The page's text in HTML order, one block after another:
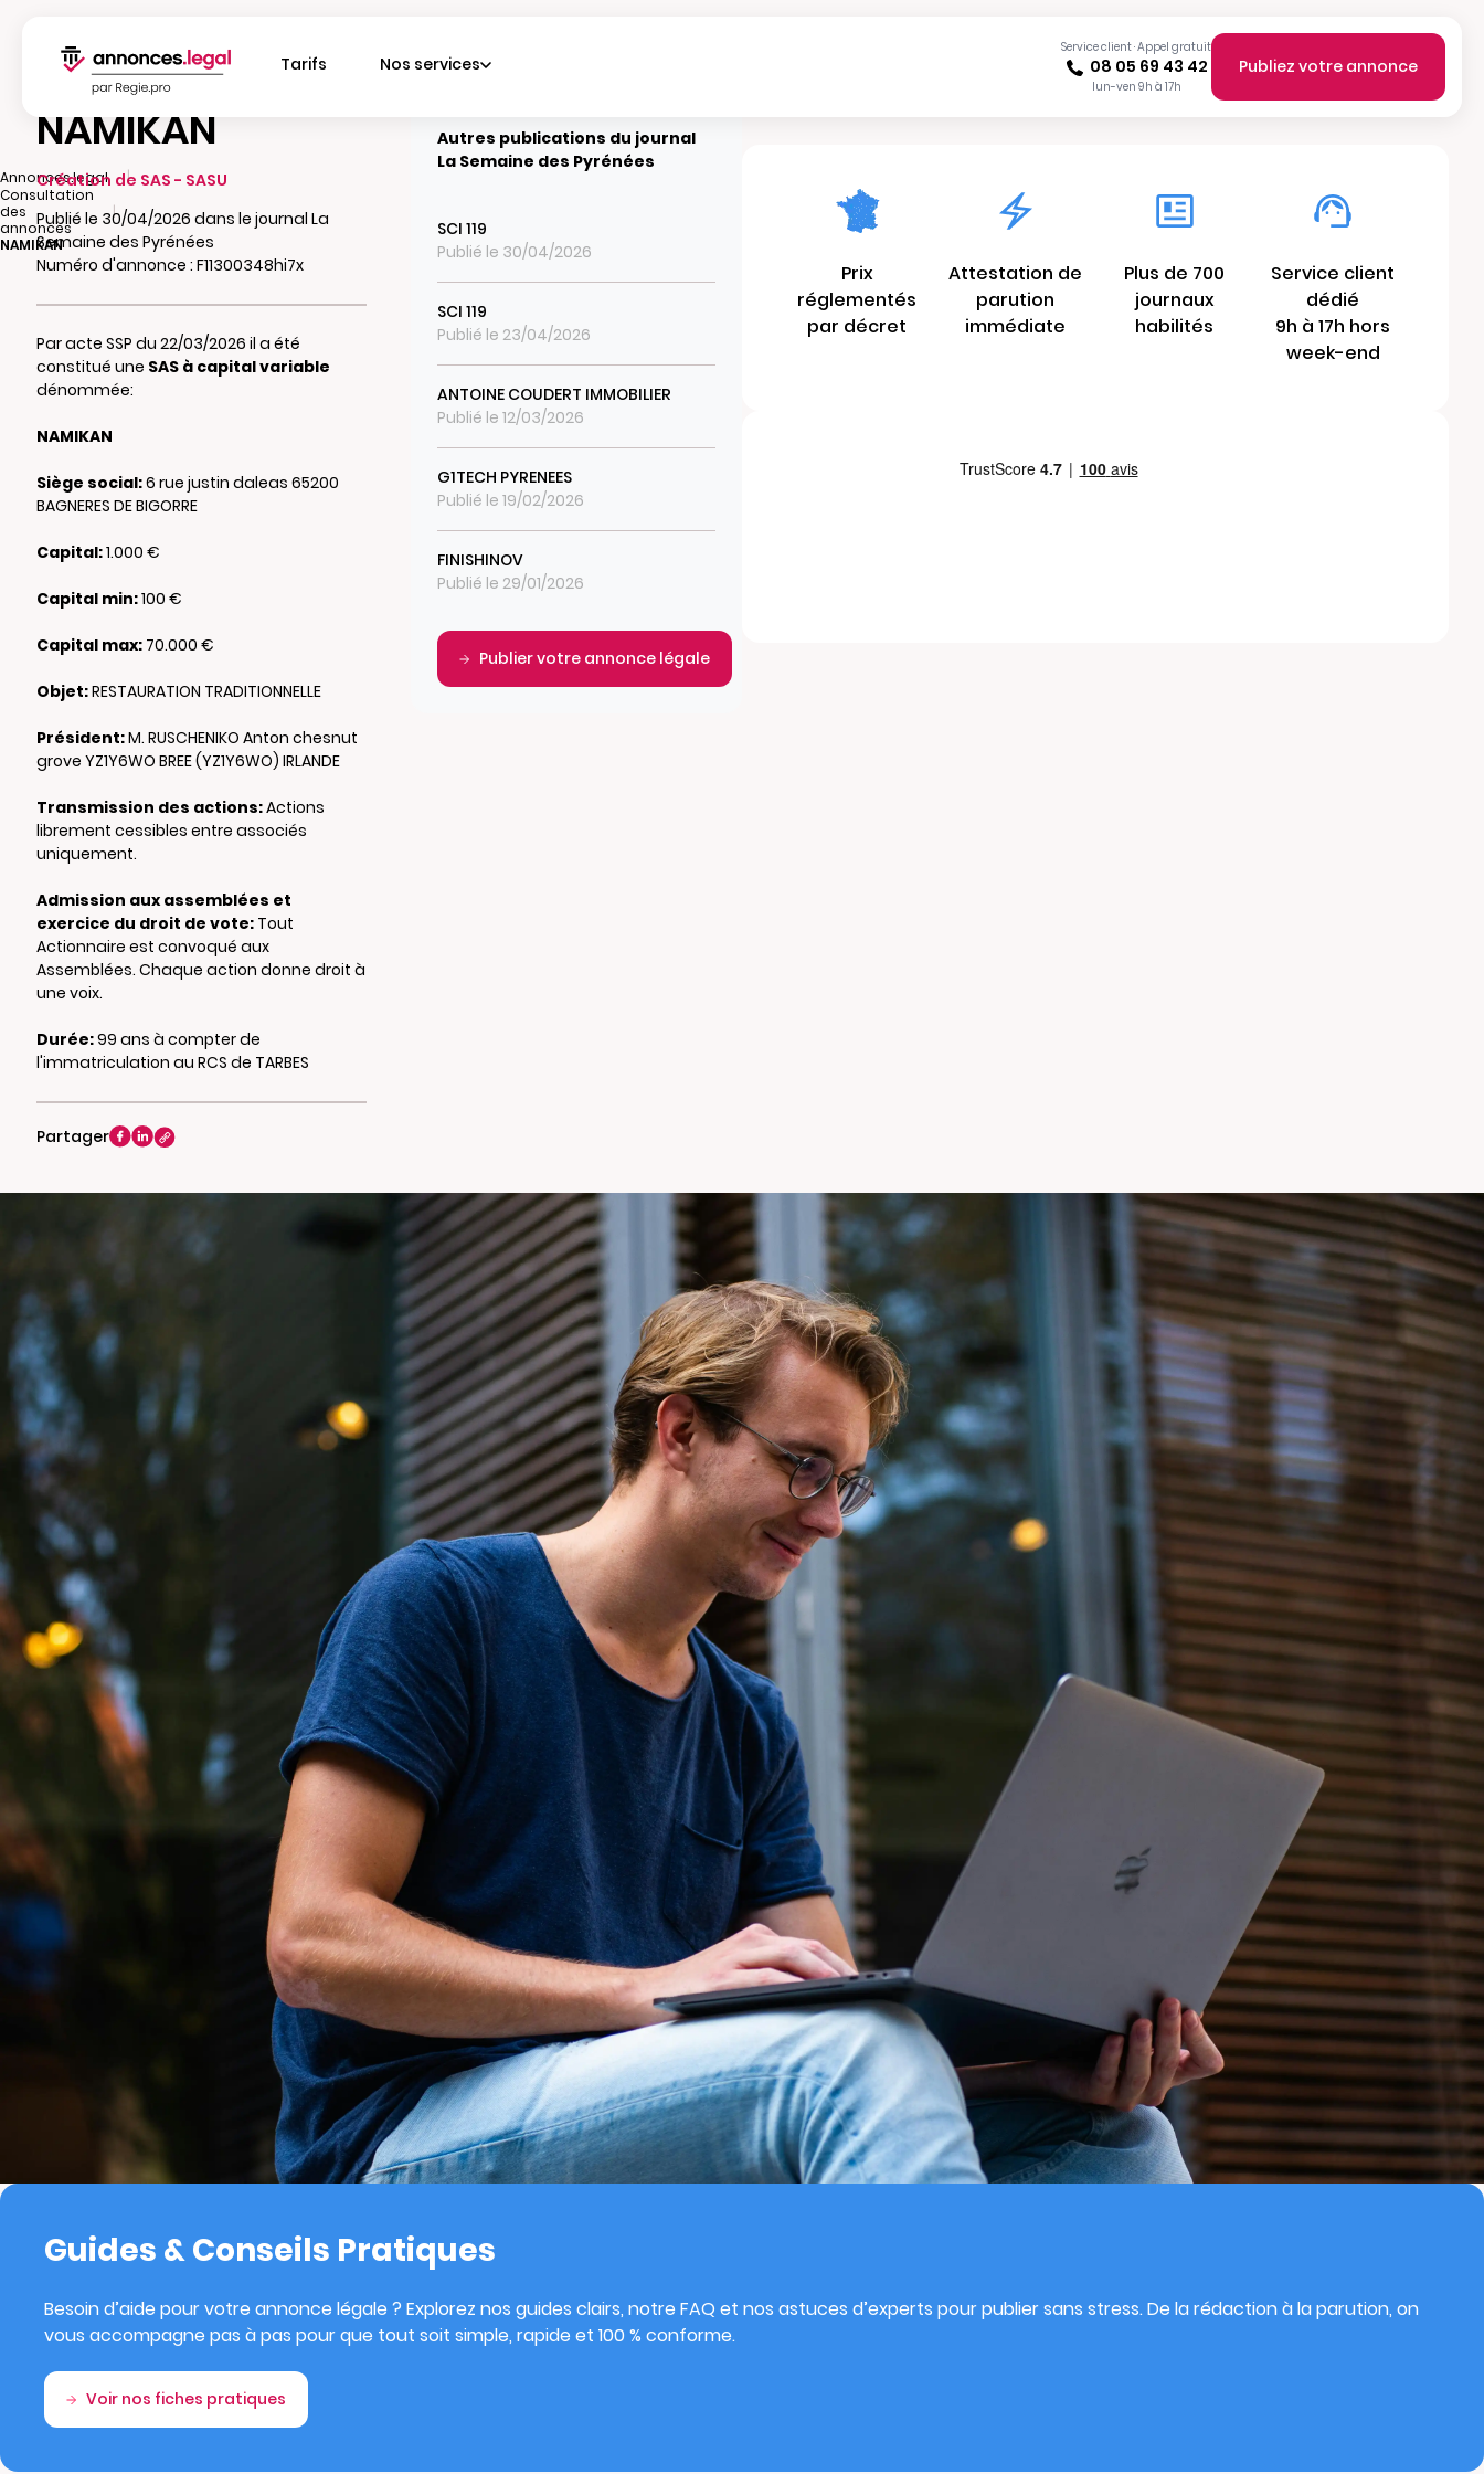
Tarifs Nos services
Service client · Appel gratuit
08 05 69 43 42
lun-ven 9h à 17h
Publiez votre annonce
Annonces.legal
|
Consultation
des
annonces
|
NAMIKAN
NAMIKAN
Création de SAS - SASU
Publié le 30/04/2026 dans le journal La
Semaine des Pyrénées
Numéro d'annonce : F11300348hi7x
Par acte SSP du 22/03/2026 il a été
constitué une SAS à capital variable
dénommée:
NAMIKAN
Siège social:6 rue justin daleas 65200
BAGNERES DE BIGORRE
Capital:1.000 €
Capital min:100 €
Capital max:70.000 €
Objet:RESTAURATION TRADITIONNELLE
Président:M. RUSCHENIKO Anton chesnut
grove YZ1Y6WO BREE (YZ1Y6WO) IRLANDE
Transmission des actions:Actions
librement cessibles entre associés
uniquement.
Admission aux assemblées et
exercice du droit de vote:Tout
Actionnaire est convoqué aux
Assemblées. Chaque action donne droit à
une voix.
Durée:99 ans à compter de
l'immatriculation au RCS de TARBES
Partager
Autres publications du journal
La Semaine des Pyrénées
SCI 119
Publié le 30/04/2026
SCI 119
Publié le 23/04/2026
ANTOINE COUDERT IMMOBILIER
Publié le 12/03/2026
G1TECH PYRENEES
Publié le 19/02/2026
FINISHINOV
Publié le 29/01/2026
Publier votre annonce légale
Prix
réglementés
par décret
Attestation de
parution
immédiate
Plus de 700
journaux
habilités
Service client
dédié
9h à 17h hors
week-end
Guides & Conseils Pratiques
Besoin d’aide pour votre annonce légale ? Explorez nos guides clairs, notre FAQ et nos astuces d’experts pour publier sans stress. De la rédaction à la parution, on
vous accompagne pas à pas pour que tout soit simple, rapide et 100 % conforme.
Voir nos fiches pratiques